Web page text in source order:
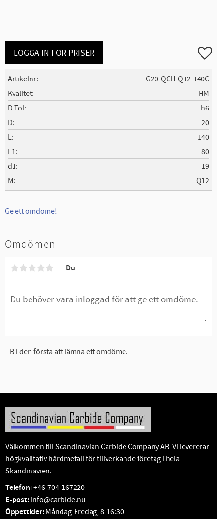
LOGGA IN FÖR PRISER Lägg
Artikelnr
G20-QCH-Q12-140C
Kvalitet
HM
D Tol
h6
D
20
L
140
L1
80
d1
19
M
Q12
Ge ett omdöme!
Omdömen
Du
Bli den första att lämna ett omdöme.
Välkommen till Scandinavian Carbide Company AB. Vi levererar
högkvalitativ hårdmetall för tillverkande företag i hela
Skandinavien.
Telefon:+46-704-167220
E-post: info@carbide.nu
Öppettider: Måndag-Fredag, 8-16:30